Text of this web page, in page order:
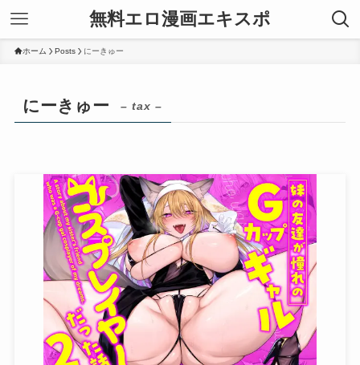
無料エロ漫画エキスポ
ホーム Posts にーきゅー
にーきゅー – tax –